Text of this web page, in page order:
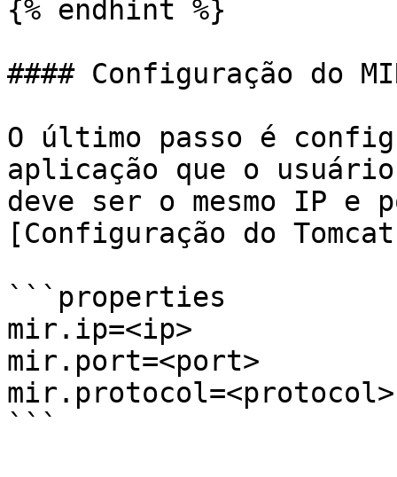
{% endhint %}
#### Configuração do
O último passo é
aplicação que o
deve ser o mesmo IP e
[Configuração do
```properties
mir.ip=<ip>
mir.port=<port>
mir.protocol=<protocol>
```